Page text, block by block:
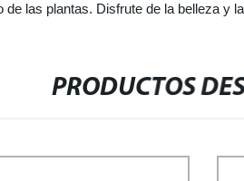
las plantas. Disfrute de la belleza y
PRODUCTOS